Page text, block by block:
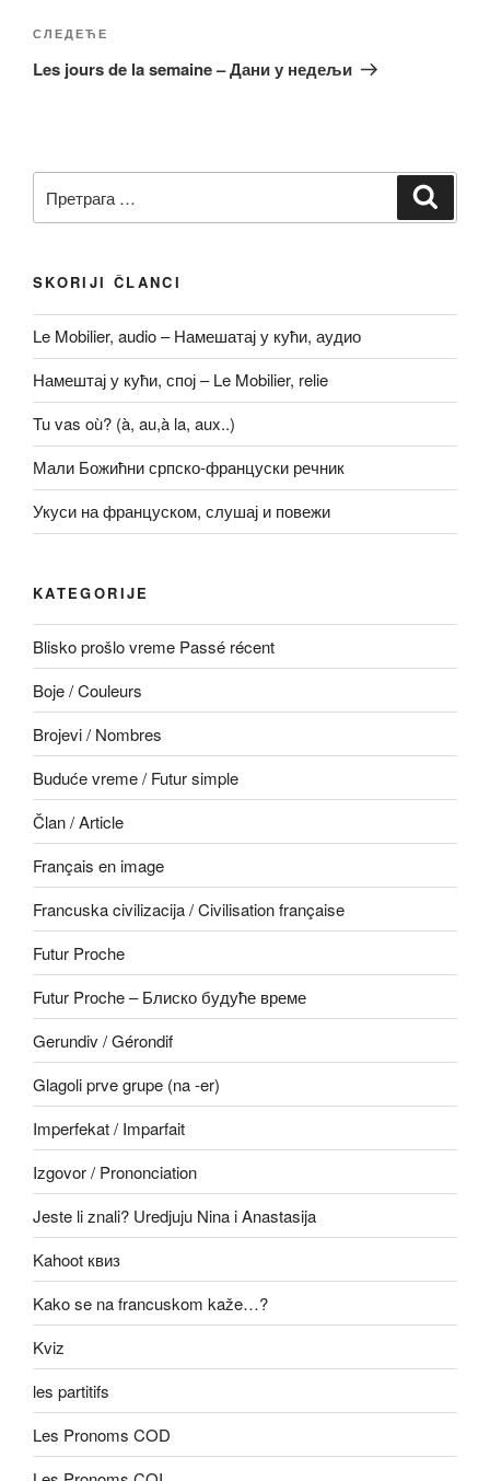
Следећи
чланак
СЛЕДЕЋЕ
Les jours de la semaine – Дани у недељи
за:
SKORIJI ČLANCI
Le Mobilier, audio – Намешатај у кући, аудио
Намештај у кући, спој – Le Mobilier, relie
Tu vas où? (à, au,à la, aux..)
Мали Божићни српско-француски речник
Укуси на француском, слушај и повежи
KATEGORIJE
Blisko prošlo vreme Passé récent
Boje / Couleurs
Brojevi / Nombres
Buduće vreme / Futur simple
Član / Article
Français en image
Francuska civilizacija / Civilisation française
Futur Proche
Futur Proche – Блиско будуће време
Gerundiv / Gérondif
Glagoli prve grupe (na -er)
Imperfekat / Imparfait
Izgovor / Prononciation
Jeste li znali? Uredjuju Nina i Anastasija
Kahoot квиз
Kako se na francuskom kaže…?
Kviz
les partitifs
Les Pronoms COD